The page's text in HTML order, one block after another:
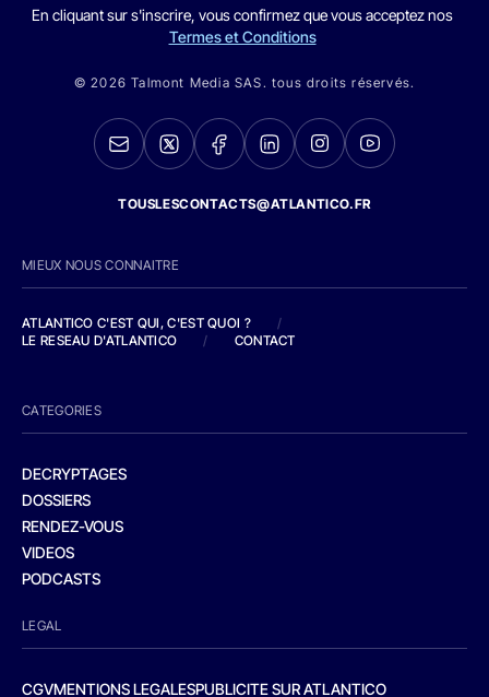
En cliquant sur s'inscrire, vous confirmez que vous acceptez nos
Termes et Conditions
© 2026 Talmont Media SAS. tous droits réservés.
TOUSLESCONTACTS@ATLANTICO.FR
MIEUX NOUS CONNAITRE
ATLANTICO C'EST QUI, C'EST QUOI ?
/
LE RESEAU D'ATLANTICO
/ CONTACT
CATEGORIES
DECRYPTAGES
DOSSIERS
RENDEZ-VOUS
VIDEOS
PODCASTS
LEGAL
CGVMENTIONS LEGALESPUBLICITE SUR ATLANTICO